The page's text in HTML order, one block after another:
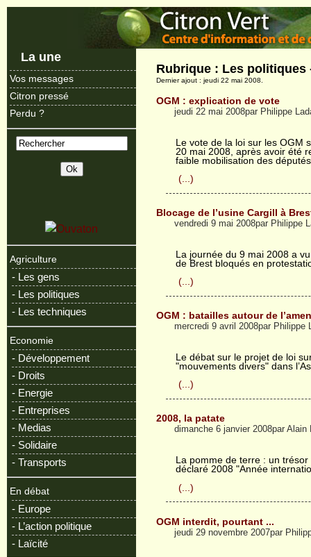
La une
Vos messages
Citron pressé
Perdu ?
Agriculture
- Les gens
- Les politiques
- Les techniques
Economie
- Développement
- Droits
- Energie
- Entreprises
- Medias
- Solidaire
- Transports
En débat
- Europe
- L’action politique
- Laïcité
Rubrique : Les
Dernier ajout : jeudi 22 mai 2008.
OGM : explication de vote
jeudi 22 mai 2008par Philippe
Le vote de la loi sur les OGM
20 mai 2008, après avoir été
faible mobilisation des
(...)
Blocage de l’usine Cargill à
vendredi 9 mai 2008par Philippe
La journée du 9 mai 2008 a
de Brest bloqués en
(...)
OGM : batailles autour de
mercredi 9 avril 2008par Philippe
Le débat sur le projet de loi
"mouvements divers" dans
(...)
2008, la patate
dimanche 6 janvier 2008par Alain
La pomme de terre : un trésor
déclaré 2008 "Année
(...)
OGM interdit, pourtant ...
jeudi 29 novembre 2007par